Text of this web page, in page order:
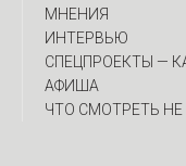
МНЕНИЯ
ИНТЕРВЬЮ
CПЕЦПРОЕКТЫ —
АФИША
ЧТО СМОТРЕТЬ НЕ